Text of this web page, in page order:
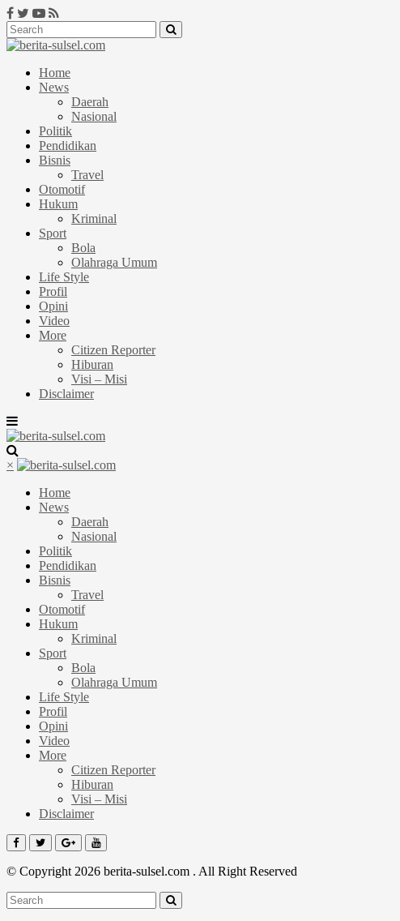
Home
News
Daerah
Nasional
Politik
Pendidikan
Bisnis
Travel
Otomotif
Hukum
Kriminal
Sport
Bola
Olahraga Umum
Life Style
Profil
Opini
Video
More
Citizen Reporter
Hiburan
Visi – Misi
Disclaimer
×
Home
News
Daerah
Nasional
Politik
Pendidikan
Bisnis
Travel
Otomotif
Hukum
Kriminal
Sport
Bola
Olahraga Umum
Life Style
Profil
Opini
Video
More
Citizen Reporter
Hiburan
Visi – Misi
Disclaimer
© Copyright 2026 berita-sulsel.com . All Right Reserved